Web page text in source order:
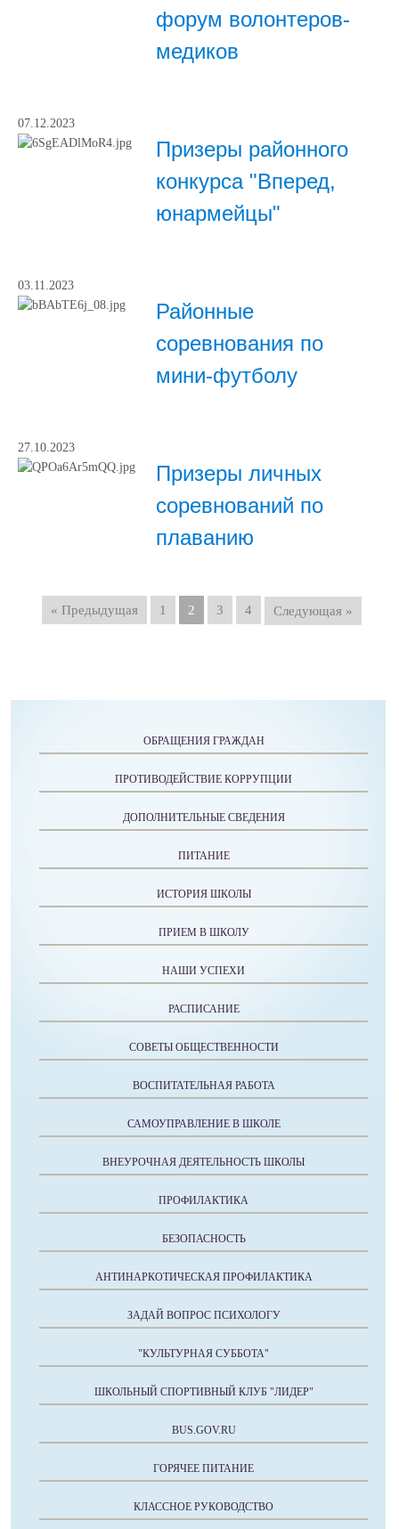
форум волонтеров-
медиков
07.12.2023
Призеры районного
конкурса "Вперед,
юнармейцы"
03.11.2023
Районные
соревнования по
мини-футболу
27.10.2023
Призеры личных
соревнований по
плаванию
« Предыдущая 1 2 3 4 Следующая »
ОБРАЩЕНИЯ ГРАЖДАН
ПРОТИВОДЕЙСТВИЕ КОРРУПЦИИ
ДОПОЛНИТЕЛЬНЫЕ СВЕДЕНИЯ
ПИТАНИЕ
ИСТОРИЯ ШКОЛЫ
ПРИЕМ В ШКОЛУ
НАШИ УСПЕХИ
РАСПИСАНИЕ
СОВЕТЫ ОБЩЕСТВЕННОСТИ
ВОСПИТАТЕЛЬНАЯ РАБОТА
САМОУПРАВЛЕНИЕ В ШКОЛЕ
ВНЕУРОЧНАЯ ДЕЯТЕЛЬНОСТЬ ШКОЛЫ
ПРОФИЛАКТИКА
БЕЗОПАСНОСТЬ
АНТИНАРКОТИЧЕСКАЯ ПРОФИЛАКТИКА
ЗАДАЙ ВОПРОС ПСИХОЛОГУ
"КУЛЬТУРНАЯ СУББОТА"
ШКОЛЬНЫЙ СПОРТИВНЫЙ КЛУБ "ЛИДЕР"
BUS.GOV.RU
ГОРЯЧЕЕ ПИТАНИЕ
КЛАССНОЕ РУКОВОДСТВО